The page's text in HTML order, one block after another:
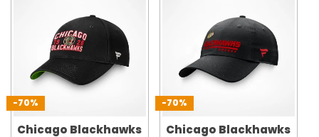
-70%
Chicago Blackhawks
-70%
Chicago Blackhawks